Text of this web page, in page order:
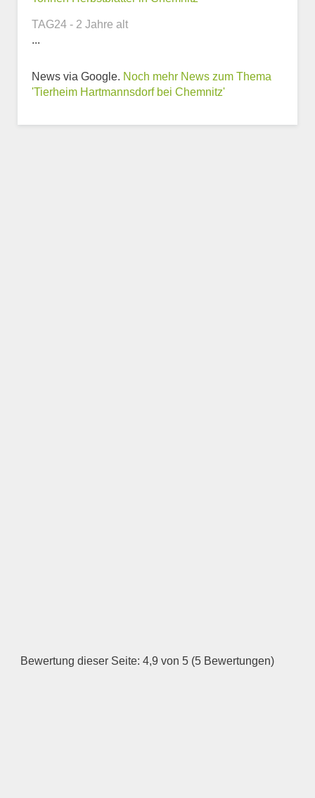
zum Tierheim
TAG24 - 2 Jahre alt
...
News via Google. Noch mehr News zum Thema
'Tierheim Hartmannsdorf bei Chemnitz'
Bewertung dieser Seite: 4,9 von 5 (5 Bewertungen)